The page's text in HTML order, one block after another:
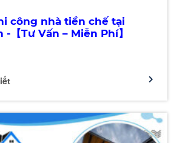
công nhà tiền chế tại
-【Tư Vấn – Miễn Phí】